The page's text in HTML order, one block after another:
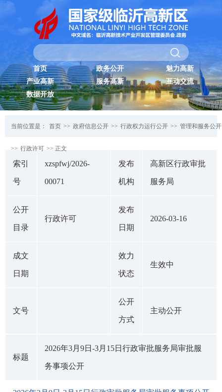
首页 政务公开
魅力高新
产业高新
服务高新
互动交流
数据开放
当前位置是： 首页 >> 政府信息公开 >> 行政权力运行公开 >> 管理和服务公开
>> 行政许可 >> 正文
索引
号
xzspfwj/2026-
00071
发布
机构
高新区行政审批
服务局
公开
目录
行政许可
发布
日期
2026-03-16
成文
日期
效力
状态
生效中
文号
公开
方式
主动公开
标题
2026年3月9日-3月15日行政审批服务局审批服
务事项公开